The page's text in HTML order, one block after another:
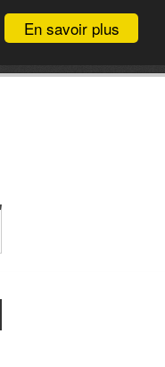
En savoir plus